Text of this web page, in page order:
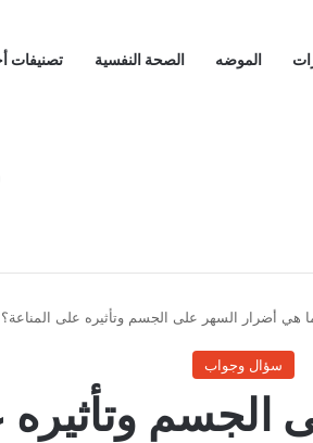
الموضه الصحة النفسية تصنيفات
هي أضرار السهر على الجسم وتأثيره على المناعة؟
سؤال وجواب
وتأثيره